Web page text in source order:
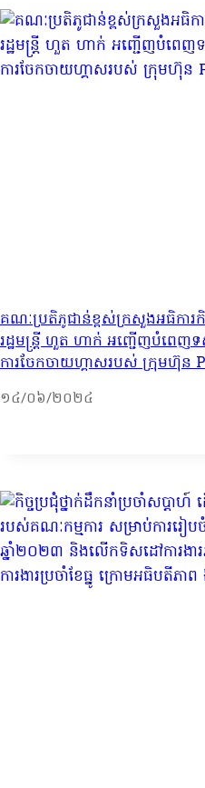
គណៈប្រតិភូជាន់ខ្ពស់ក្រសួងអធិការ
រដ្ឋមន្រ្តី ហួត ហាក់ អញ្ជើញបំពេញ
ការចែកចាយហ្គាសរបស់ ក្រុមហ៊ុន
១៤/០៦/២០២៤